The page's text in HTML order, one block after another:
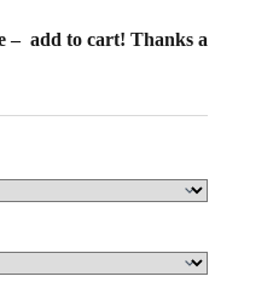
– add to cart! Thanks a